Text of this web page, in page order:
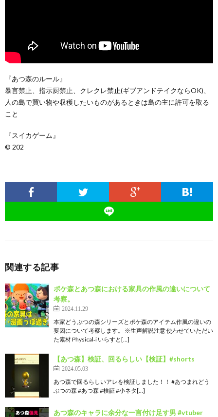
『あつ森のルール』
暴言禁止、指示厨禁止、クレクレ禁止(ギブアンドテイクならOK)、
人の島で買い物や収穫したいものがあるときは島の主に許可を取る
こと
『スイカゲーム』
©︎ 202
関連する記事
ポケ森とあつ森における家具の作風の違いについて
考察。
2024.11.29
本家どうぶつの森シリーズとポケ森のアイテム作風の違いの
要因について考察します。 ※生声解説注意 使わせていただい
た素材 Physical‐i いらすと[…]
【あつ森】検証、回るらしい【検証】#shorts
2024.05.03
あつ森で回るらしいアレを検証しました！！ #あつまれどう
ぶつの森 #あつ森 #検証 #小ネタ[…]
あつ森のキャラに余分な一言付け足す男 #vtuber